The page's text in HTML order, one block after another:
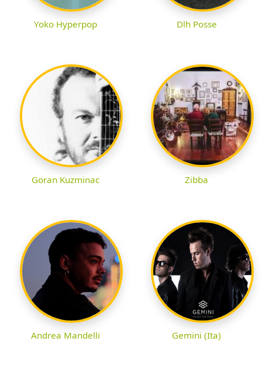
Yoko Hyperpop Dlh Posse
Goran Kuzminac Zibba
Andrea Mandelli Gemini (Ita)